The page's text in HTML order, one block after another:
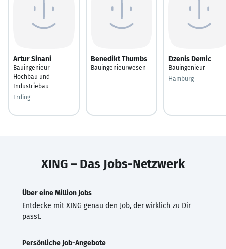
Artur Sinani
Bauingenieur
Hochbau und
Industriebau
Erding
Benedikt Thumbs
Bauingenieurwesen
Dzenis Demic
Bauingenieur
Hamburg
XING – Das Jobs-Netzwerk
Über eine Million Jobs
Entdecke mit XING genau den Job, der wirklich zu Dir
passt.
Persönliche Job-Angebote